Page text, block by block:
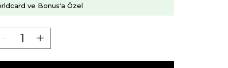
ve Bonus'a Özel